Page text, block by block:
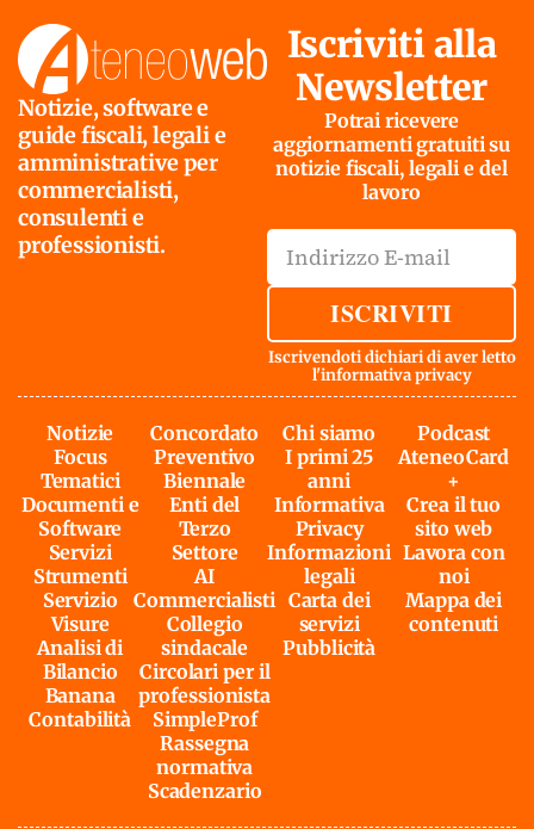
Notizie, software e
guide fiscali, legali e
amministrative per
commercialisti,
consulenti e
professionisti.
Iscriviti alla
Newsletter
Potrai ricevere
aggiornamenti gratuiti su
notizie fiscali, legali e del
lavoro
ISCRIVITI
Iscrivendoti dichiari di aver letto
l'informativa privacy
Notizie
Focus
Tematici
Documenti e
Software
Servizi
Strumenti
Servizio
Visure
Analisi di
Bilancio
Banana
Contabilità
Concordato
Preventivo
Biennale
Enti del
Terzo
Settore
AI
Commercialisti
Collegio
sindacale
Circolari per il
professionista
SimpleProf
Rassegna
normativa
Scadenzario
Chi siamo
I primi 25
anni
Informativa
Privacy
Informazioni
legali
Carta dei
servizi
Pubblicità
Podcast
AteneoCard
+
Crea il tuo
sito web
Lavora con
noi
Mappa dei
contenuti